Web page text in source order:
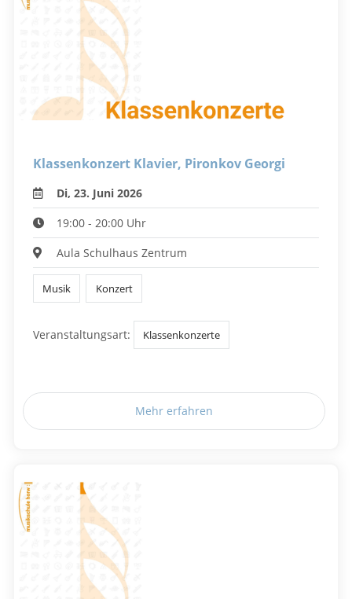
Klassenkonzert Klavier, Pironkov Georgi
Di, 23. Juni 2026
19:00 - 20:00 Uhr
Aula Schulhaus Zentrum
Musik Konzert
Veranstaltungsart: Klassenkonzerte
Mehr erfahren